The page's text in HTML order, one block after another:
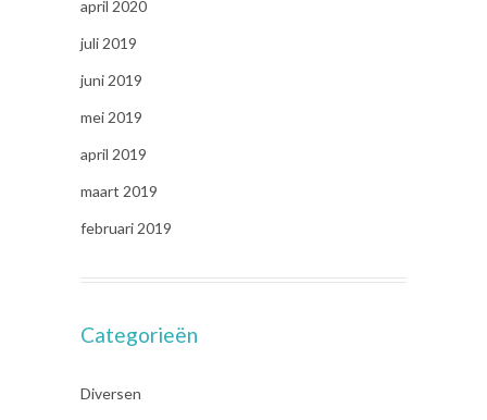
april 2020
juli 2019
juni 2019
mei 2019
april 2019
maart 2019
februari 2019
Categorieën
Diversen